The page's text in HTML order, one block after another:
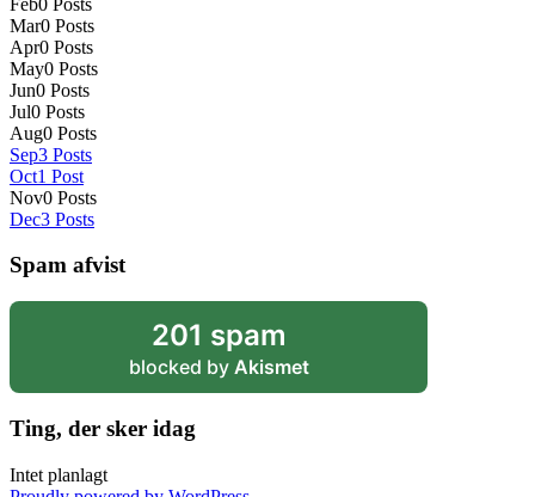
Mar0 Posts
Apr0 Posts
May0 Posts
Jun0 Posts
Jul0 Posts
Aug0 Posts
Sep3 Posts
Oct1 Post
Nov0 Posts
Dec3 Posts
Spam afvist
201 spam
blocked by Akismet
Ting, der sker idag
Intet planlagt